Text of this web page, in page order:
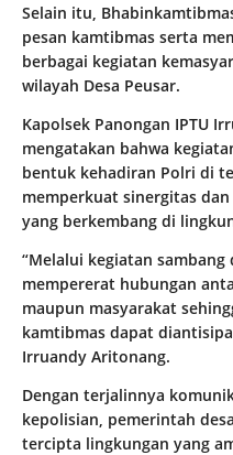
Selain itu,
pesan kamtibmas serta
berbagai kegiatan
wilayah Desa Peusar.
Kapolsek Panongan IPTU
mengatakan bahwa
bentuk kehadiran Polri di
memperkuat sinergitas
yang berkembang di
“Melalui kegiatan
mempererat hubungan
maupun masyarakat
kamtibmas dapat
Irruandy Aritonang.
Dengan terjalinnya
kepolisian, pemerintah
tercipta lingkungan yang